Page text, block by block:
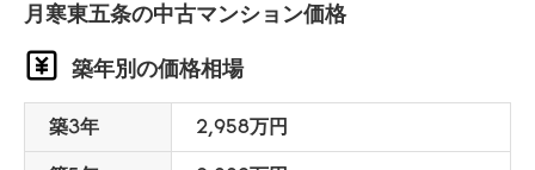
月寒東五条の中古マンション価格
築年別の価格相場
築3年 2,958万円